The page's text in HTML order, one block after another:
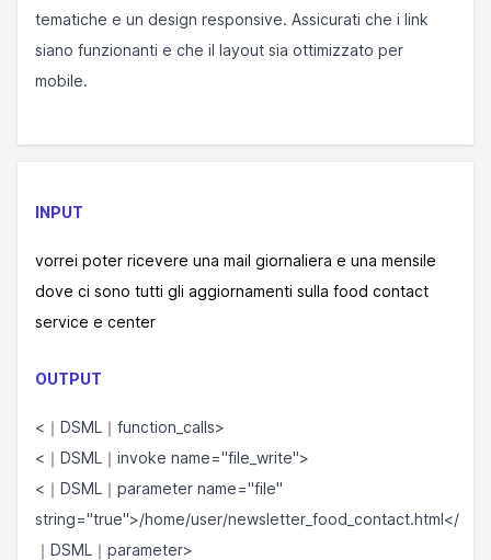
tematiche e un design responsive. Assicurati che i link
siano funzionanti e che il layout sia ottimizzato per
mobile.
INPUT
vorrei poter ricevere una mail giornaliera e una mensile
dove ci sono tutti gli aggiornamenti sulla food contact
service e center
OUTPUT
<｜DSML｜function_calls>
<｜DSML｜invoke name="file_write">
<｜DSML｜parameter name="file"
string="true">/home/user/newsletter_food_contact.html</
｜DSML｜parameter>